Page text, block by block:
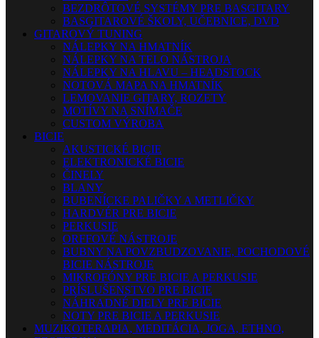
BEZDRÔTOVÉ SYSTÉMY PRE BASGITARY
BASGITAROVÉ ŠKOLY, UČEBNICE, DVD
GITAROVÝ TUNING
NÁLEPKY NA HMATNÍK
NÁLEPKY NA TELO NÁSTROJA
NÁLEPKY NA HLAVU – HEADSTOCK
NOTOVÁ MAPA NA HMATNÍK
LEMOVANIE GITARY, ROZETY
MOTÍVY NA SNÍMAČE
CUSTOM VÝROBA
BICIE
AKUSTICKÉ BICIE
ELEKTRONICKÉ BICIE
ČINELY
BLANY
BUBENÍCKE PALIČKY A METLIČKY
HARDVÉR PRE BICIE
PERKUSIE
ORFFOVÉ NÁSTROJE
BUBNY NA POVZBUDZOVANIE, POCHODOVÉ
BICIE NÁSTROJE
MIKROFÓNY PRE BICIE A PERKUSIE
PRÍSLUŠENSTVO PRE BICIE
NÁHRADNÉ DIELY PRE BICIE
NOTY PRE BICIE A PERKUSIE
MUZIKOTERAPIA, MEDITÁCIA, JOGA, ETHNO,